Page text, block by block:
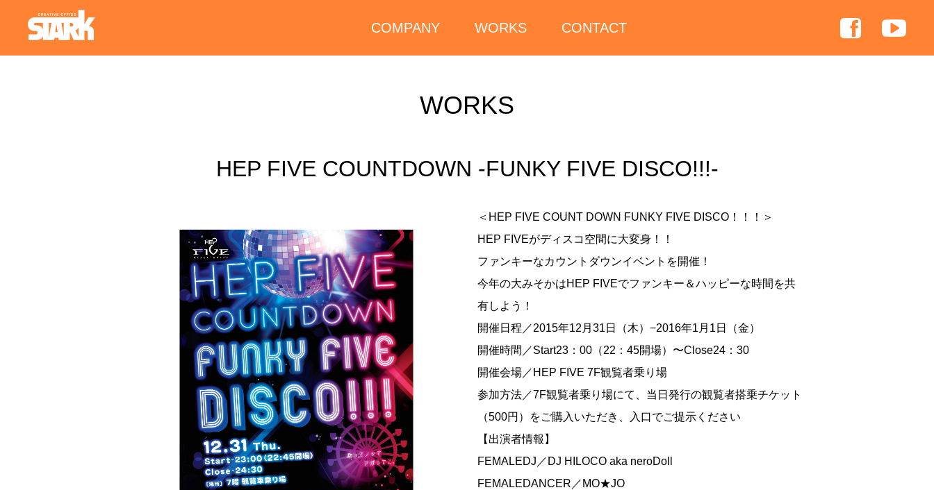
COMPANY WORKS CONTACT
WORKS
HEP FIVE COUNTDOWN -FUNKY FIVE DISCO!!!-
＜HEP FIVE COUNT DOWN FUNKY FIVE DISCO！！！＞
HEP FIVEがディスコ空間に大変身！！
ファンキーなカウントダウンイベントを開催！
今年の大みそかはHEP FIVEでファンキー＆ハッピーな時間を共
有しよう！
開催日程／2015年12月31日（木）−2016年1月1日（金）
開催時間／Start23：00（22：45開場）〜Close24：30
開催会場／HEP FIVE 7F観覧者乗り場
参加方法／7F観覧者乗り場にて、当日発行の観覧者搭乗チケット
（500円）をご購入いただき、入口でご提示ください
【出演者情報】
FEMALEDJ／DJ HILOCO aka neroDoll
FEMALEDANCER／MO★JO